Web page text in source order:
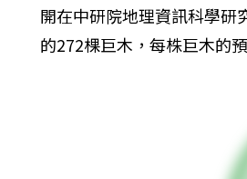
開在中研院地理資訊科學研
的272棵巨木，每株巨木的